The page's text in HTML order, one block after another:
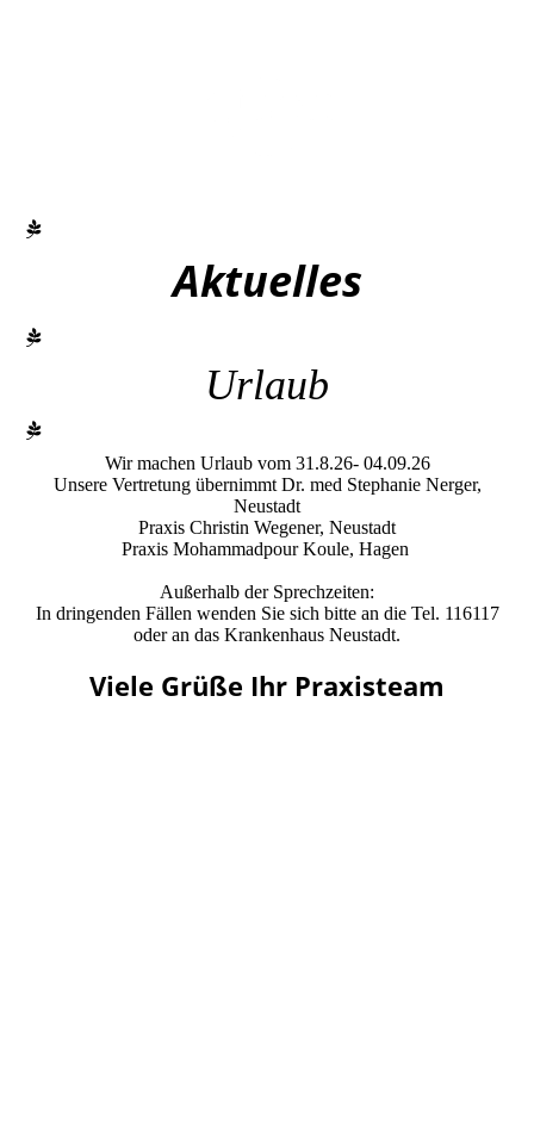
Aktuelles
Urlaub
Wir machen Urlaub vom 31.8.26- 04.09.26
Unsere Vertretung übernimmt Dr. med Stephanie Nerger,
Neustadt
Praxis Christin Wegener, Neustadt
Praxis Mohammadpour Koule, Hagen
Außerhalb der Sprechzeiten:
In dringenden Fällen wenden Sie sich bitte an die Tel. 116117
oder an das Krankenhaus Neustadt.
Viele Grüße Ihr Praxisteam